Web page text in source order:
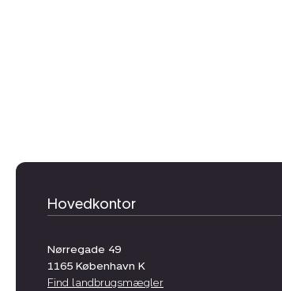
Hovedkontor
Nørregade 49
1165 København K
Find landbrugsmægler